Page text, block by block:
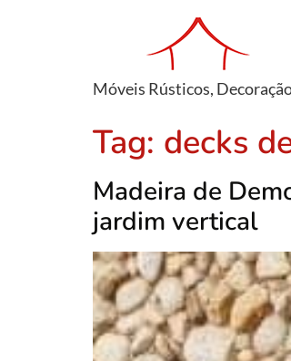
Móveis Rústicos,
Tag: decks
Madeira de
jardim vertical